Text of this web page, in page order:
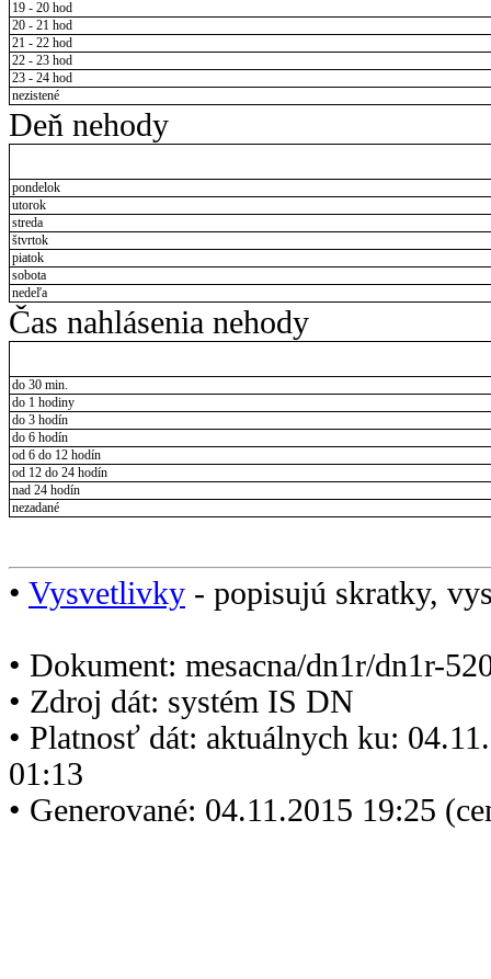
19 - 20 hod
20 - 21 hod
21 - 22 hod
22 - 23 hod
23 - 24 hod
nezistené
Deň nehody
pondelok
utorok
streda
štvrtok
piatok
sobota
nedeľa
Čas nahlásenia nehody
do 30 min.
do 1 hodiny
do 3 hodín
do 6 hodín
od 6 do 12 hodín
od 12 do 24 hodín
nad 24 hodín
nezadané
• Vysvetlivky - popisujú skratky,
• Dokument: mesacna/dn1r/dn1r-
• Zdroj dát: systém IS DN
• Platnosť dát: aktuálnych ku:
01:13
• Generované: 04.11.2015 19:25